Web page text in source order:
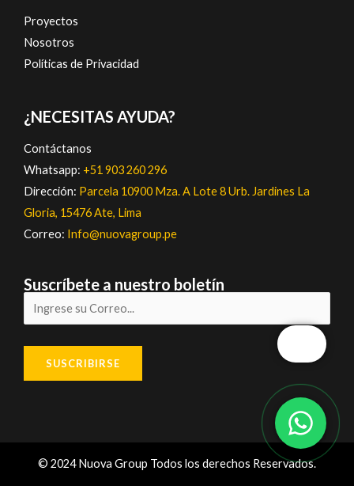
Proyectos
Nosotros
Políticas de Privacidad
¿NECESITAS AYUDA?
Contáctanos
Whatsapp: +51 903 260 296
Dirección: Parcela 10900 Mza. A Lote 8 Urb. Jardines La
Gloria, 15476 Ate, Lima
Correo: Info@nuovagroup.pe
Suscríbete a nuestro boletín
© 2024 Nuova Group Todos los derechos Reservados.